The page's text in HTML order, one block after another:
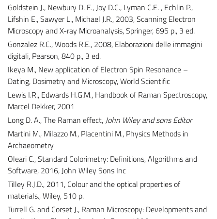
Goldstein J., Newbury D. E., Joy D.C., Lyman C.E. , Echlin P.,
Lifshin E., Sawyer L., Michael J.R., 2003, Scanning Electron
Microscopy and X-ray Microanalysis, Springer, 695 p., 3 ed.
Gonzalez R.C., Woods R.E., 2008, Elaborazioni delle immagini
digitali, Pearson, 840 p., 3 ed.
Ikeya M., New application of Electron Spin Resonance –
Dating, Dosimetry and Microscopy, World Scientific
Lewis I.R., Edwards H.G.M., Handbook of Raman Spectroscopy,
Marcel Dekker, 2001
Long D. A., The Raman effect,John Wiley and sons Editor
Martini M., Milazzo M., PIacentini M., Physics Methods in
Archaeometry
Oleari C., Standard Colorimetry: Definitions, Algorithms and
Software, 2016, John Wiley Sons Inc
Tilley R.J.D., 2011, Colour and the optical properties of
materials., Wiley, 510 p.
Turrell G. and Corset J., Raman Microscopy: Developments and